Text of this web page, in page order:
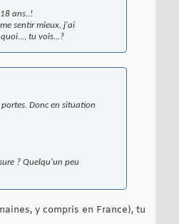
ans..!
sentir mieux, j'ai
tu vois...?
Donc en situation
? Quelqu'un peu
y compris en France), tu